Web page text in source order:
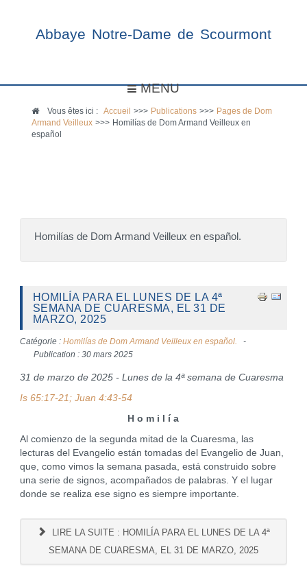
Abbaye Notre-Dame de Scourmont
MENU
Vous êtes ici :Accueil >>> Publications >>> Pages de Dom
Armand Veilleux >>> Homilías de Dom Armand Veilleux en
español
Homilías de Dom Armand Veilleux en español.
HOMILÍA PARA EL LUNES DE LA 4ª
SEMANA DE CUARESMA, EL 31 DE
MARZO, 2025
Catégorie : Homilías de Dom Armand Veilleux en español.
Publication : 30 mars 2025
31 de marzo de 2025 - Lunes de la 4ª semana de Cuaresma
Is 65:17-21; Juan 4:43-54
H o m i l í a
Al comienzo de la segunda mitad de la Cuaresma, las
lecturas del Evangelio están tomadas del Evangelio de Juan,
que, como vimos la semana pasada, está construido sobre
una serie de signos, acompañados de palabras. Y el lugar
donde se realiza ese signo es siempre importante.
LIRE LA SUITE : HOMILÍA PARA EL LUNES DE LA 4ª
SEMANA DE CUARESMA, EL 31 DE MARZO, 2025